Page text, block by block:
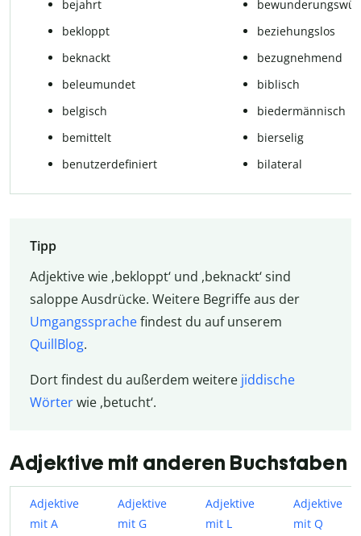
bejahrt
bekloppt
beknackt
beleumundet
belgisch
bemittelt
benutzerdefiniert
beziehungslos
bezugnehmend
biblisch
biedermännisch
bierselig
bilateral
Tipp
Adjektive wie ,bekloppt‘ und ,beknackt‘ sind
saloppe Ausdrücke. Weitere Begriffe aus der
Umgangssprachefindest du auf unserem
QuillBlog.
Dort findest du außerdem weitere jiddische
Wörterwie ,betucht‘.
Adjektive mit anderen Buchstaben
Adjektive
mit A
Adjektive
mit G
Adjektive
mit L
Adjektive
mit Q